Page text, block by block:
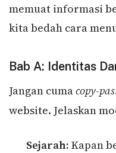
memuat informasi
kita bedah cara
Bab A: Identitas
Jangan cumacopy-
website. Jelaskan
Sejarah: Kapan